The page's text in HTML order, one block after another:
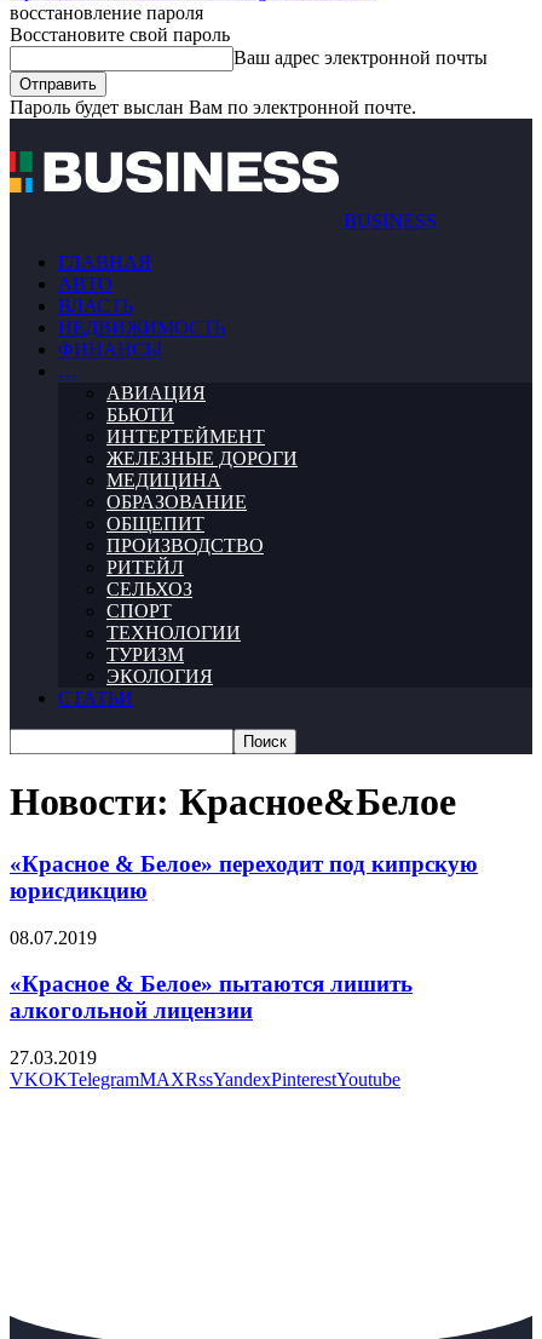
восстановление пароля
Восстановите свой пароль
Ваш адрес электронной почты
Пароль будет выслан Вам по электронной почте.
BUSINESS
ГЛАВНАЯ
АВТО
ВЛАСТЬ
НЕДВИЖИМОСТЬ
ФИНАНСЫ
…
АВИАЦИЯ
БЬЮТИ
ИНТЕРТЕЙМЕНТ
ЖЕЛЕЗНЫЕ ДОРОГИ
МЕДИЦИНА
ОБРАЗОВАНИЕ
ОБЩЕПИТ
ПРОИЗВОДСТВО
РИТЕЙЛ
СЕЛЬХОЗ
СПОРТ
ТЕХНОЛОГИИ
ТУРИЗМ
ЭКОЛОГИЯ
СТАТЬИ
Новости: Красное&Белое
«Красное & Белое» переходит под кипрскую
юрисдикцию
08.07.2019
«Красное & Белое» пытаются лишить
алкогольной лицензии
27.03.2019
VKOKTelegramMAXRssYandexPinterestYoutube